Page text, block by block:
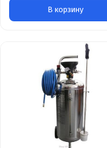
В корзину